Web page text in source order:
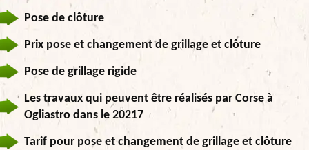
Pose de clôture
Prix pose et changement de grillage et clôture
Pose de grillage rigide
Les travaux qui peuvent être réalisés par Corse à
Ogliastro dans le 20217
Tarif pour pose et changement de grillage et clôture